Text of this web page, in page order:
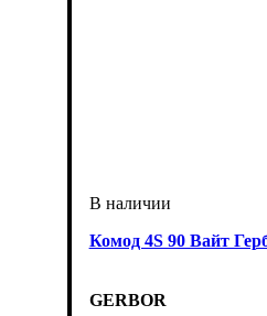
Комод 4S 90 Вайт
GERBOR